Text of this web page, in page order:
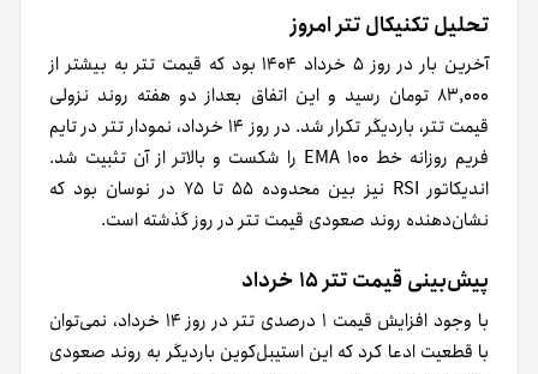
تحلیل تکنیکال تتر امروز
آخرین بار در روز ۵ خرداد ۱۴۰۴ بود که قیمت تتر به بیشتر از
۸۳,۰۰۰ تومان رسید و این اتفاق بعداز دو هفته روند نزولی
قیمت تتر، باردیگر تکرار شد. در روز ۱۴ خرداد، نمودار تتر در تایم
فریم روزانه خط EMA ۱۰۰ را شکست و بالاتر از آن تثبیت شد.
اندیکاتور RSI نیز بین محدوده ۵۵ تا ۷۵ در نوسان بود که
نشان‌دهنده روند صعودی قیمت تتر در روز گذشته است.
پیش‌بینی قیمت تتر ۱۵ خرداد
با وجود افزایش قیمت ۱ درصدی تتر در روز ۱۴ خرداد، نمی‌توان
با قطعیت ادعا کرد که این استیبل‌کوین بار‌دیگر به روند صعودی